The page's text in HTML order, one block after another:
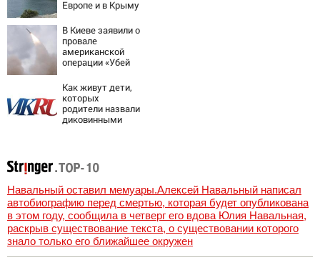
удара
Европе и в Крыму
В Киеве заявили о
провале
американской
операции «Убей
России
Как живут дети,
которых
родители назвали
диковинными
Навальный оставил мемуары.Алексей Навальный написал
автобиографию перед смертью, которая будет опубликована
в этом году, сообщила в четверг его вдова Юлия Навальная,
раскрыв существование текста, о существовании которого
знало только его ближайшее окружен